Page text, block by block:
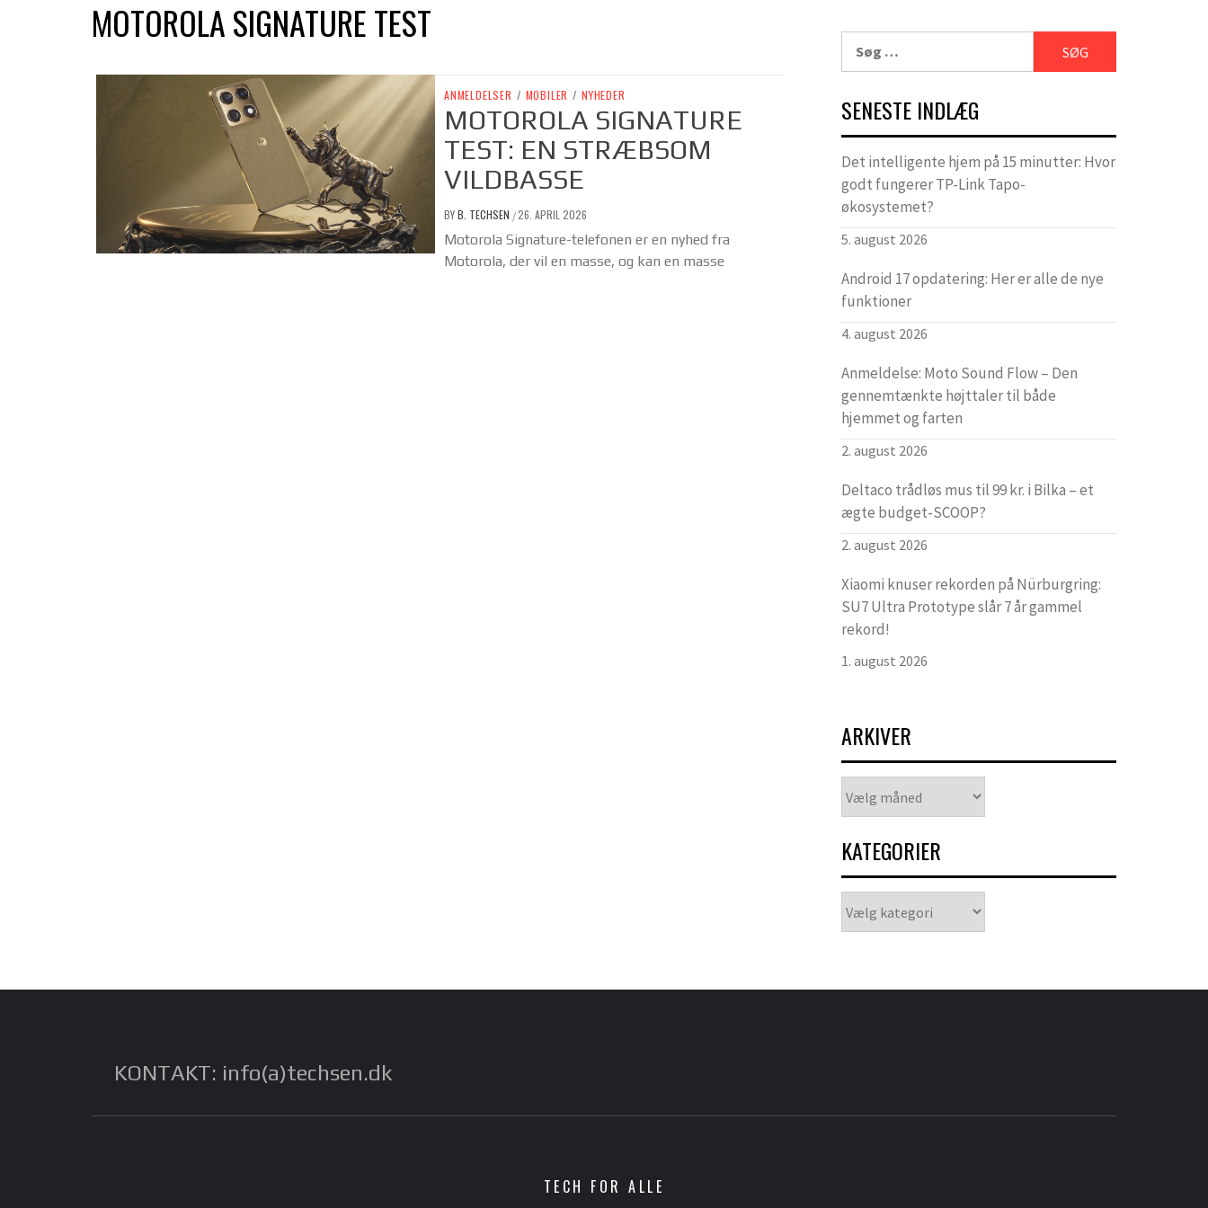
MOTOROLA SIGNATURE TEST
ANMELDELSER / MOBILER / NYHEDER
MOTOROLA SIGNATURE
TEST: EN STRÆBSOM
VILDBASSE
BYB. TECHSEN /26. APRIL 2026
Motorola Signature-telefonen er en nyhed fra
Motorola, der vil en masse, og kan en masse
efter:
SENESTE INDLÆG
Det intelligente hjem på 15 minutter: Hvor
godt fungerer TP-Link Tapo-
økosystemet?
5. august 2026
Android 17 opdatering: Her er alle de nye
funktioner
4. august 2026
Anmeldelse: Moto Sound Flow – Den
gennemtænkte højttaler til både
hjemmet og farten
2. august 2026
Deltaco trådløs mus til 99 kr. i Bilka – et
ægte budget-SCOOP?
2. august 2026
Xiaomi knuser rekorden på Nürburgring:
SU7 Ultra Prototype slår 7 år gammel
rekord!
1. august 2026
ARKIVER
KATEGORIER
KONTAKT: info(a)techsen.dk
TECH FOR ALLE